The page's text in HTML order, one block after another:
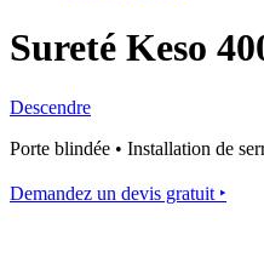
Sureté Keso
Descendre
Porte blindée • Installation de
Demandez un devis gratuit ‣